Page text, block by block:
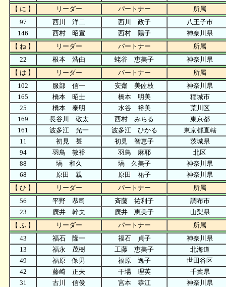
【 に 】
リーダー パートナー
所属
97
西川 洋二 西川 政子
八王子市
146
西村 昭宣 西村 陽子
神奈川県
【 ね 】
リーダー パートナー
所属
22
根本 浩由 蛯谷 恵美子
神奈川県
【 は 】
リーダー パートナー
所属
102
服部 信一 安齋 美佐枝
神奈川県
165
橋本 昭士 橋本 明美
稲城市
25
橋本 泰明 水谷 裕美
荒川区
169
長谷川 敬太 西村 みちる
東京都
161
波多江 光一 波多江 ひかる
東京都直轄
11
初見 甚 初見 智恵子
茨城県
94
羽鳥 敦裕 羽鳥 麻耶
北区
88
塙 和久 塙 久美子
神奈川県
68
原田 親 原田 祐子
神奈川県
【 ひ 】
リーダー パートナー
所属
56
平野 恭司 斉藤 祐利子
調布市
23
廣井 幹夫 廣井 恵美子
山梨県
【 ふ 】
リーダー パートナー
所属
43
福石 隆一 福石 貞子
神奈川県
13
福永 茂樹 工藤 恵美子
北海道
49
福原 保男 福原 逸子
世田谷区
42
藤崎 正夫 干場 理英
千葉県
31
古川 信俊 宮本 恭江
神奈川県